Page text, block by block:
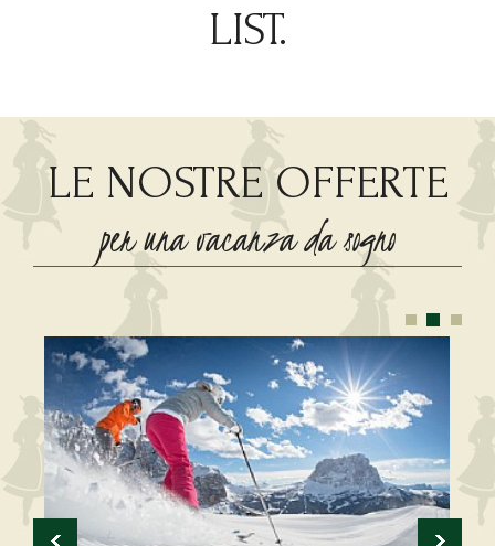
LIST.
LE NOSTRE OFFERTE
per una vacanza da sogno